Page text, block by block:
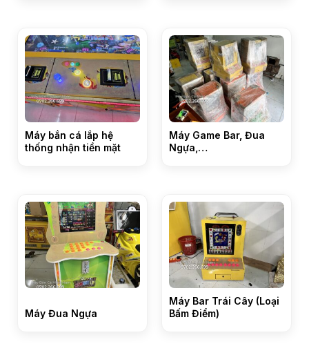
Máy bắn cá lắp hệ
thống nhận tiền mặt
Máy Game Bar, Đua
Ngựa,…
Máy Đua Ngựa
Máy Bar Trái Cây (Loại
Bấm Điểm)